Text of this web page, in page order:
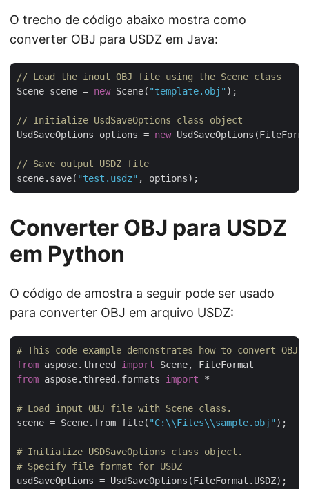
O trecho de código abaixo mostra como
converter OBJ para USDZ em Java:
// Load the inout OBJ file using the Scene class
Scene scene = new Scene( "template.obj" );
// Initialize UsdSaveOptions class object
UsdSaveOptions options = new
// Save output USDZ file
scene.save( "test.usdz"
Converter OBJ para USDZ
em Python
O código de amostra a seguir pode ser usado
para converter OBJ em arquivo USDZ:
# This code example demonstrates how to convert OBJ
from aspose.threed import
from aspose.threed.formats import *
# Load input OBJ file with Scene class.
scene = Scene.from_file( "C:\\Files\\sample.obj" );
# Initialize USDSaveOptions class object.
# Specify file format for USDZ
usdSaveOptions = UsdSaveOptions(FileFormat.USDZ);